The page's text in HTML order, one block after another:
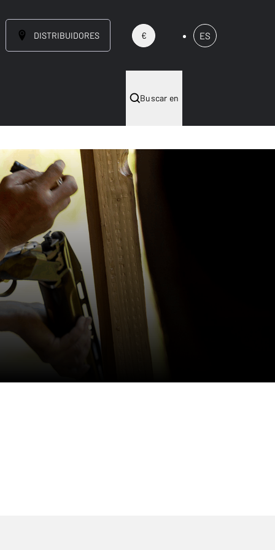
DISTRIBUIDORES € ES
Buscar en